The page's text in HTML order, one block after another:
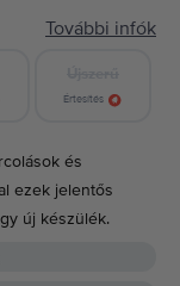
További infók
Értesítés
és
ezek jelentős
új készülék.